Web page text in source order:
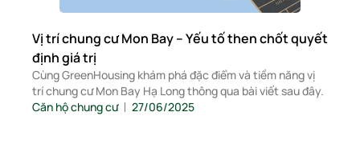
Vị trí chung cư Mon Bay – Yếu tố then chốt quyết
định giá trị
Cùng GreenHousing khám phá đặc điểm và tiềm năng vị
trí chung cư Mon Bay Hạ Long thông qua bài viết sau đây.
Căn hộ chung cư
27/06/2025